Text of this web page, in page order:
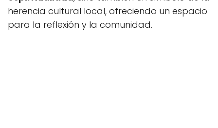
herencia cultural local, ofreciendo un espacio
para la reflexión y la comunidad.